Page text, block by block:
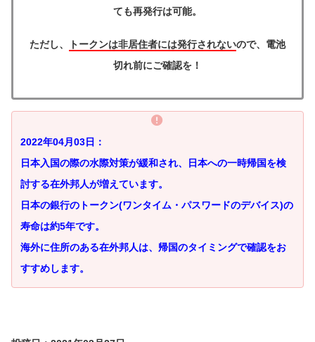
ても再発行は可能。
ただし、 トークンは非居住者には発行されないので、電池
切れ前にご確認を！
2022年04月03日：
日本入国の際の水際対策が緩和され、日本への一時帰国を検
討する在外邦人が増えています。
日本の銀行のトークン(ワンタイム・パスワードのデバイス)の
寿命は約5年です。
海外に住所のある在外邦人は、帰国のタイミングで確認をお
すすめします。